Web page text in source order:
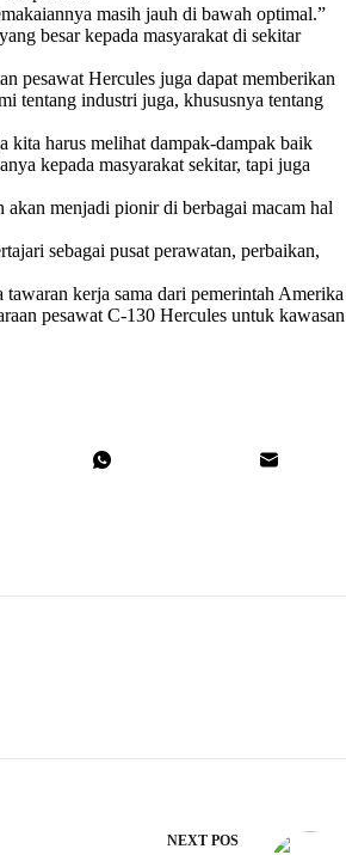
masih jauh di bawah optimal.”
besar kepada masyarakat di sekitar
pesawat Hercules juga dapat memberikan
tentang industri juga, khususnya tentang
kita harus melihat dampak-dampak baik
kepada masyarakat sekitar, tapi juga
menjadi pionir di berbagai macam hal
sebagai pusat perawatan, perbaikan,
kerja sama dari pemerintah Amerika
pesawat C-130 Hercules untuk kawasan
NEXT POS